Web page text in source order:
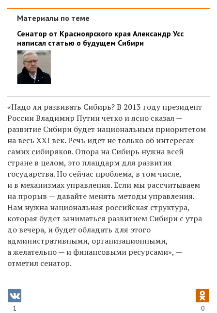
Материалы по теме
Сенатор от Красноярского края Александр Усс
написал статью о будущем Сибири
«Надо ли развивать Сибирь? В 2013 году президент
России Владимир Путин четко и ясно сказал —
развитие Сибири будет национальным приоритетом
на весь XXI век. Речь идет не только об интересах
самих сибиряков. Опора на Сибирь нужна всей
стране в целом, это плацдарм для развития
государства. Но сейчас проблема, в том числе,
и в механизмах управления. Если мы рассчитываем
на прорыв — давайте менять методы управления.
Нам нужна национальная российская структура,
которая будет заниматься развитием Сибири с утра
до вечера, и будет обладать для этого
административными, организационными,
а желательно — и финансовыми ресурсами», —
отметил сенатор.
1 0